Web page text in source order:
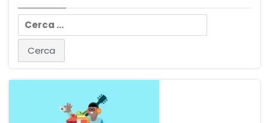
Ricerca
per: